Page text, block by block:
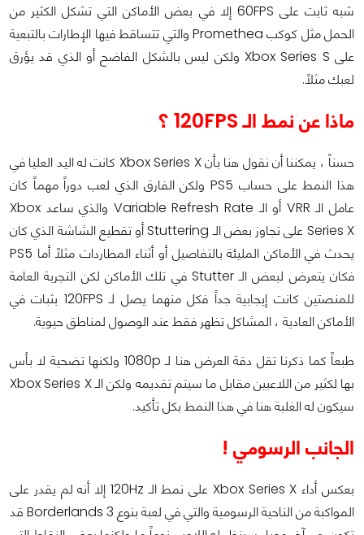
شبه ثابت على 60FPS إلا في بعض الأماكن التي تشكل الكثير من
الحمل مثل كوكب Promethea والتي تتساقط فيها الإطارات بالتبعية
على Xbox Series S ولكن ليس بالشكل الفاضح أو الذي قد يؤرق
لعبك مثلاً.
ماذا عن نمط الـ 120FPS ؟
حسناً ، يمكننا أن نقول هنا بأن Xbox Series X كانت له اليد العليا في
هذا النمط على حساب PS5 ولكن الفارق الذي لعب دوراً مهماً كان
عامل الـ VRR أو الـ Variable Refresh Rate والذي ساعد Xbox
Series X على تجاوز بعض الـ Stuttering أو تقطيع الشاشة الذي كان
يحدث في الأماكن المليئة بالتفاصيل أو أثناء المطاردات مثلاً أما PS5
فكان يتعرض لبعض الـ Stutter في تلك الأماكن لكن التجربة العامة
للمنصتين كانت إيجابية جداً فكل منهما يصل لـ 120FPS بثبات في
الأماكن العادية ، المشاكل تظهر فقط عند الوصول لمناطق حيوية.
طبعاً كما ذكرنا تقل دقة العرض هنا لـ 1080p ولكنها تضحية لا بأس
بها لكثير من اللاعبين مقابل ما سيتم تقديمه ولكن الـ Xbox Series X
سيكون له الغلبة هنا في هذا النمط بكل تأكيد.
الجانب الرسومي !
بعكس أداء Xbox Series X على نمط الـ 120Hz إلا أنه لم يقدر على
المواكبة من الناحية الرسومية والتي في لعبة بنوع Borderlands 3 قد